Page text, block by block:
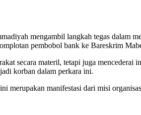
mengambil langkah tegas dalam
pembobol bank ke Bareskrim
secara materil, tetapi juga mencederai
korban dalam perkara ini.
manifestasi dari misi